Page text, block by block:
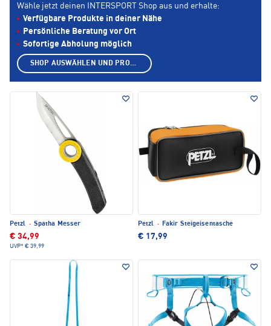
Petzl · Spatha Messer
€ 34,99
UVP* € 39,99
Petzl · Fakir Steigeisentasche
€ 17,99
Wähle jetzt deinen INTERSPORT Shop aus und erhalte:
Verfügbare Produkte in deiner Nähe
Persönliche Beratung vor Ort
Sofortige Abholung möglich
SHOP AUSWÄHLEN UND PRODUKTE ANZEIGEN